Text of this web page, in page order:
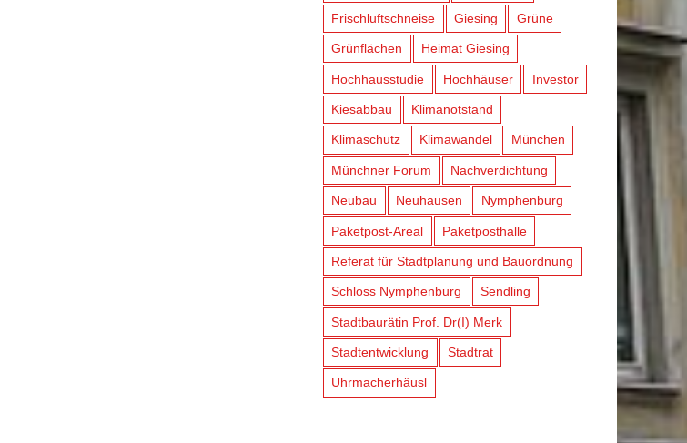
Frischluftschneise Giesing Grüne
Grünflächen Heimat Giesing
Hochhausstudie Hochhäuser Investor
Kiesabbau Klimanotstand
Klimaschutz Klimawandel München
Münchner Forum Nachverdichtung
Neubau Neuhausen Nymphenburg
Paketpost-Areal Paketposthalle
Referat für Stadtplanung und Bauordnung
Schloss Nymphenburg Sendling
Stadtbaurätin Prof. Dr(I) Merk
Stadtentwicklung Stadtrat
Uhrmacherhäusl